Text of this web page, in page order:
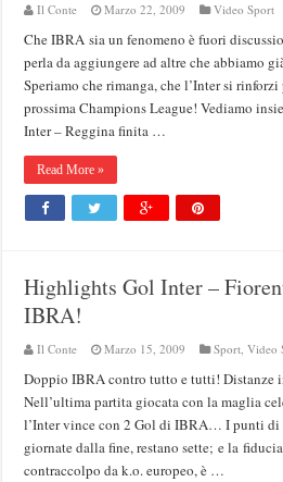
Il Conte Marzo 22, 2009 Video Sport
Che IBRA sia un fenomeno è fuori
perla da aggiungere ad altre che abbiamo
Speriamo che rimanga, che l’Inter si
prossima Champions League! Vediamo
Inter – Reggina finita …
Read More »
Highlights Gol Inter –
IBRA!
Il Conte Marzo 15, 2009 Sport,Video
Doppio IBRA contro tutto e tutti! Distanze
Nell’ultima partita giocata con la maglia
l’Inter vince con 2 Gol di IBRA… I punti di
giornate dalla fine, restano sette; e la
contraccolpo da k.o. europeo, è …